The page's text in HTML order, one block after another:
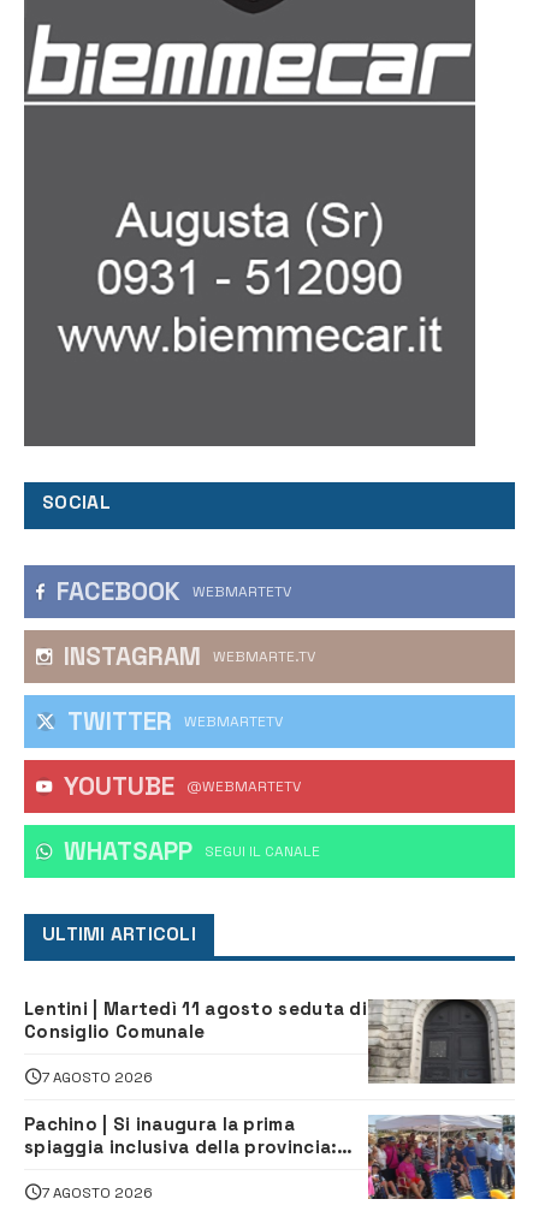
SOCIAL
FACEBOOK WEBMARTETV
INSTAGRAM WEBMARTE.TV
TWITTER WEBMARTETV
YOUTUBE @WEBMARTETV
WHATSAPP ‎SEGUI IL CANALE
ULTIMI ARTICOLI
Lentini | Martedì 11 agosto seduta di
Consiglio Comunale
7 AGOSTO 2026
Pachino | Si inaugura la prima
spiaggia inclusiva della provincia:
tutti
7 AGOSTO 2026